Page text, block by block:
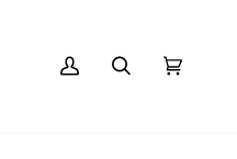
MON
RECHERCHE
PANIER